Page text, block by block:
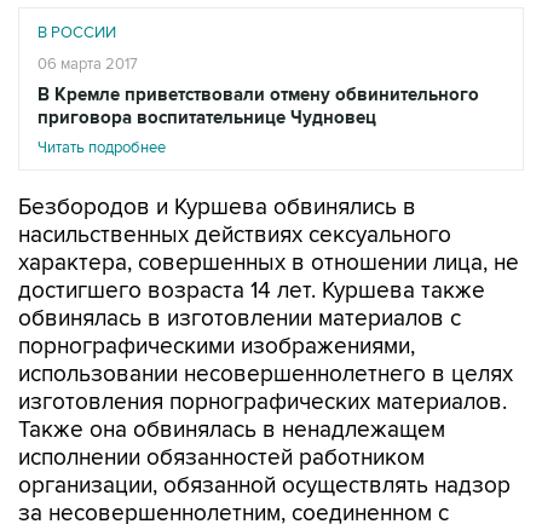
В РОССИИ
06 марта 2017
В Кремле приветствовали отмену обвинительного
приговора воспитательнице Чудновец
Читать подробнее
Безбородов и Куршева обвинялись в
насильственных действиях сексуального
характера, совершенных в отношении лица, не
достигшего возраста 14 лет. Куршева также
обвинялась в изготовлении материалов с
порнографическими изображениями,
использовании несовершеннолетнего в целях
изготовления порнографических материалов.
Также она обвинялась в ненадлежащем
исполнении обязанностей работником
организации, обязанной осуществлять надзор
за несовершеннолетним, соединенном с